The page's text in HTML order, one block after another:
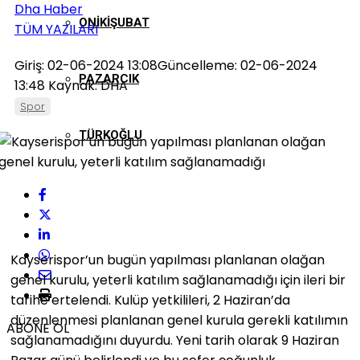
ONIKIŞUBAT
PAZARCIK
TÜRKOĞLU
Dha Haber
TÜM YAZILARI
Giriş: 02-06-2024 13:08Güncelleme: 02-06-2024
13:48 Kaynak: DHA
Spor
ABONE OL
Kayserispor’un bugün yapılması planlanan olağan
genel kurulu, yeterli katılım sağlanamadığı için ileri bir
tarihe ertelendi. Kulüp yetkilileri, 2 Haziran’da
düzenlenmesi planlanan genel kurula gerekli katılımın
sağlanamadığını duyurdu. Yeni tarih olarak 9 Haziran